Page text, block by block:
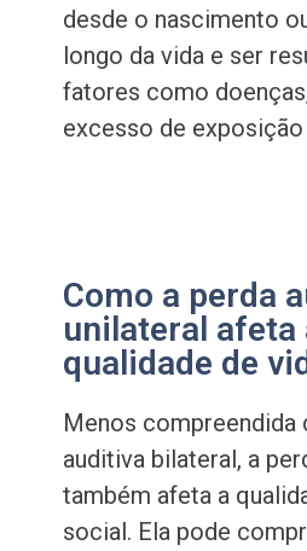
desde o nascimento
longo da vida e ser
fatores como
excesso de
Como a perda
unilateral afeta
qualidade de
Menos compreendida
auditiva bilateral, a
também afeta a
social. Ela pode